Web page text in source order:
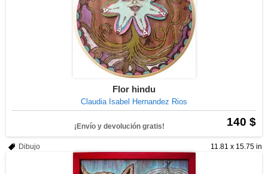
Flor hindu
Claudia Isabel Hernandez Rios
140 $
¡Envío y devolución gratis!
11.81 x 15.75 in
Dibujo